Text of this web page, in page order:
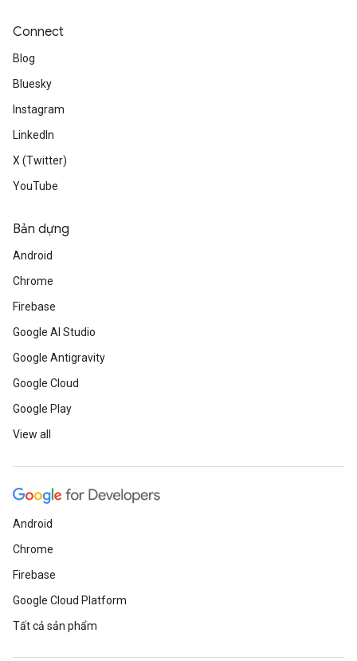
Connect
Blog
Bluesky
Instagram
LinkedIn
X (Twitter)
YouTube
Bản dựng
Android
Chrome
Firebase
Google AI Studio
Google Antigravity
Google Cloud
Google Play
View all
Android
Chrome
Firebase
Google Cloud Platform
Tất cả sản phẩm